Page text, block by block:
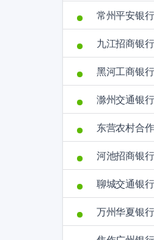
常州平安银
九江招商银
黑河工商银
滁州交通银
东营农村合
河池招商银
聊城交通银
万州华夏银